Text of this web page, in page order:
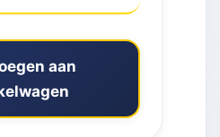
aan